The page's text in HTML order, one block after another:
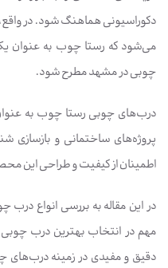
دکوراسیونی هماهنگ شود. در
می‌شود که رستا چوب به عنوان
چوبی در مشهد مطرح شود.
درب‌های چوبی رستا چوب به عنوان
پروژه‌های ساختمانی و بازسازی
اطمینان از کیفیت و طراحی این
در این مقاله به بررسی انواع درب
مهم در انتخاب بهترین درب چوبی
دقیق و مفیدی در زمینه درب‌های